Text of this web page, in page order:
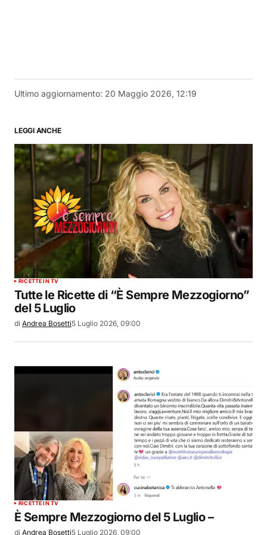
Ultimo aggiornamento: 20 Maggio 2026, 12:19
LEGGI ANCHE
RICETTE IN TV
Tutte le Ricette di “È Sempre Mezzogiorno”
del 5 Luglio
di Andrea Bosetti5 Luglio 2026, 09:00
RICETTE IN TV
È Sempre Mezzogiorno del 5 Luglio –
di Andrea Bosetti5 Luglio 2026, 09:00